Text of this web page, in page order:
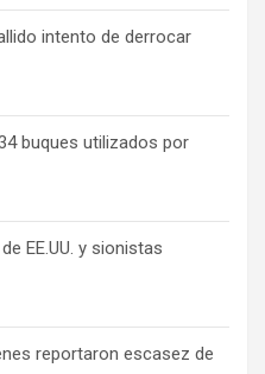
intento de derrocar
buques utilizados por
EE.UU. y sionistas
reportaron escasez de